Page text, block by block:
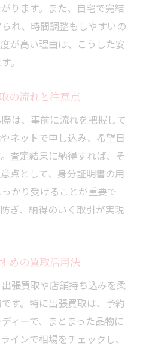
ります。また、自宅で完結
れ、時間調整もしやすいの
が高い理由は、こうした安
。
の流れと注意点
は、事前に流れを把握して
ネットで申し込み、希望日
査定結果に納得すれば、そ
点として、身分証明書の用
かり受けることが重要で
ぎ、納得のいく取引が実現
めの買取活用法
張買取や店舗持ち込みを柔
す。特に出張買取は、予約
ィーで、まとまった品物に
インで相場をチェックし、